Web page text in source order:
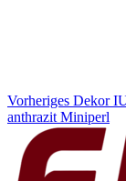
Vorheriges Dekor
anthrazit Miniperl